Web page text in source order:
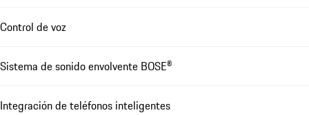
Control de voz
Sistema de sonido envolvente BOSE®
Integración de teléfonos inteligentes